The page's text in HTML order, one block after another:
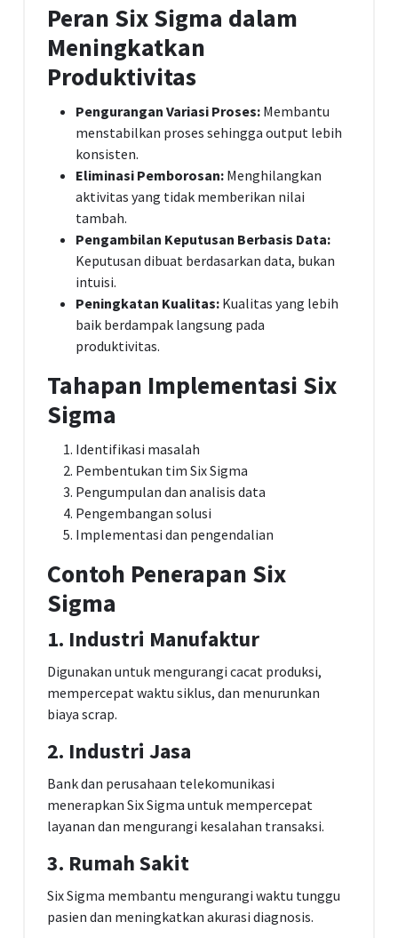
Peran Six Sigma dalam
Meningkatkan
Produktivitas
Pengurangan Variasi Proses: Membantu
menstabilkan proses sehingga output lebih
konsisten.
Eliminasi Pemborosan: Menghilangkan
aktivitas yang tidak memberikan nilai
tambah.
Pengambilan Keputusan Berbasis Data:
Keputusan dibuat berdasarkan data, bukan
intuisi.
Peningkatan Kualitas: Kualitas yang lebih
baik berdampak langsung pada
produktivitas.
Tahapan Implementasi Six
Sigma
Identifikasi masalah
Pembentukan tim Six Sigma
Pengumpulan dan analisis data
Pengembangan solusi
Implementasi dan pengendalian
Contoh Penerapan Six
Sigma
1. Industri Manufaktur
Digunakan untuk mengurangi cacat produksi,
mempercepat waktu siklus, dan menurunkan
biaya scrap.
2. Industri Jasa
Bank dan perusahaan telekomunikasi
menerapkan Six Sigma untuk mempercepat
layanan dan mengurangi kesalahan transaksi.
3. Rumah Sakit
Six Sigma membantu mengurangi waktu tunggu
pasien dan meningkatkan akurasi diagnosis.